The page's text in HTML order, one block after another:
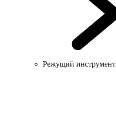
Режущий инструмент